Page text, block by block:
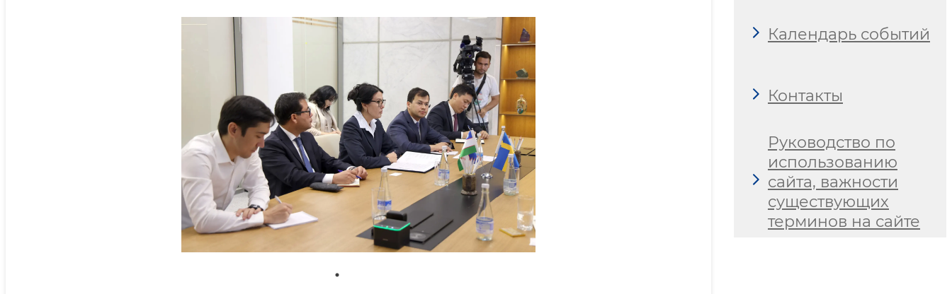
Календарь событий
Контакты
Руководство по
использованию
сайта, важности
существующих
терминов на сайте